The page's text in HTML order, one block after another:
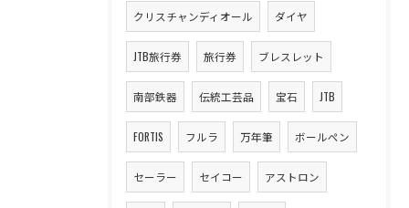
クリスチャンディオール ダイヤ
JTB旅行券 旅行券 ブレスレット
南部鉄器 伝統工芸品 宝石 JTB
FORTIS フルラ 万年筆 ボールペン
セーラー セイコー アストロン